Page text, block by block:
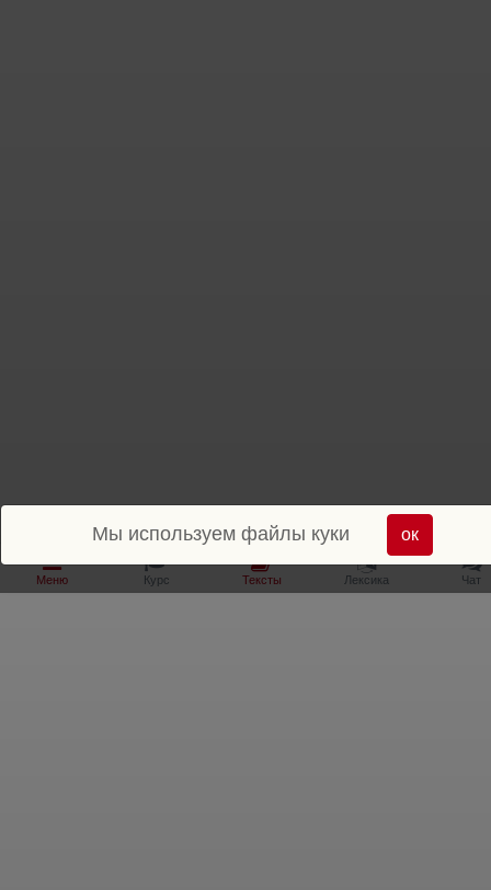
Меню Курс Тексты Лексика Чат
Мы используем файлы куки ок